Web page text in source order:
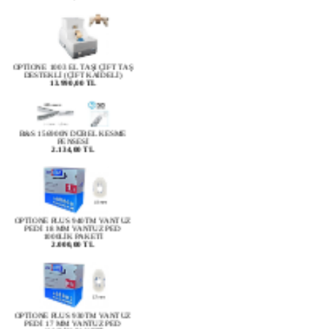
OPTİONE 1003 EL TAŞI ÇİFT TAŞ
DESTEKLİ (ÇİFT KAİDELİ)
13.990,00 TL
B&S 156900N DÜBEL KESME
PENSESİ
2.134,00 TL
OPTİONE PLUS 940TM VANTUZ
PEDİ 18 MM VANTUZ PED
1000LİK PAKETİ
2.000,00 TL
OPTİONE PLUS 930TM VANTUZ
PEDİ 17 MM VANTUZ PED
1000LİK PAKETİ
2.000,00 TL